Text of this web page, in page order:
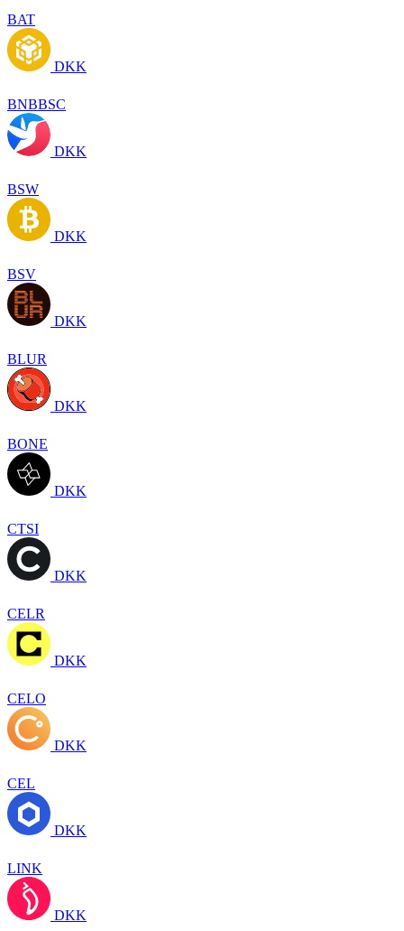
BAT
DKK
BNBBSC
DKK
BSW
DKK
BSV
DKK
BLUR
DKK
BONE
DKK
CTSI
DKK
CELR
DKK
CELO
DKK
CEL
DKK
LINK
DKK